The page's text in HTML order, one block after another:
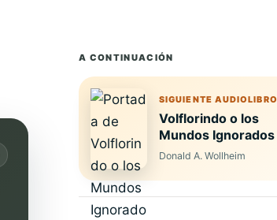
A CONTINUACIÓN
SIGUIENTE AUDIOLIBRO
Volflorindo o los
Mundos Ignorados
Donald A. Wollheim